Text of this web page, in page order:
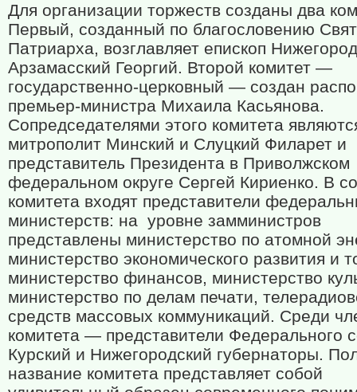
Для организации торжеств созданы два
Первый, созданный по благословению
Патриарха, возглавляет епископ
Арзамасский Георгий. Второй комитет —
государственно-церковный — создан
премьер-министра Михаила Касьянова.
Сопредседателями этого комитета
митрополит Минский и Слуцкий Филарет и
представитель Президента в Приволжском
федеральном округе Сергей Кириенко. В
комитета входят представители
министерств: на уровне замминистров
представлены министерство по атомной
министерство экономического развития и
министерство финансов, министерство
министерство по делам печати,
средств массовых коммуникаций. Среди
комитета — представители Федерального
Курский и Нижегородский губернаторы.
название комитета представляет собой